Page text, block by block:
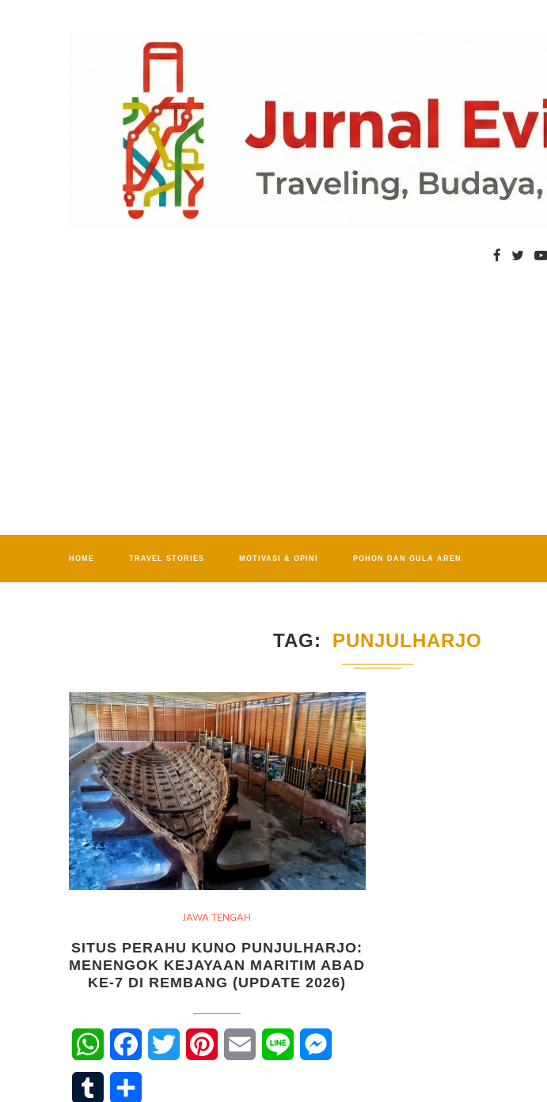
HOME TRAVEL STORIES MOTIVASI & OPINI POHON DAN GULA AREN
TAG PUNJULHARJO
JAWA TENGAH
SITUS PERAHU KUNO PUNJULHARJO:
MENENGOK KEJAYAAN MARITIM ABAD
KE-7 DI REMBANG (UPDATE 2026)
WhatsAppFacebookTwitter PinterestEmail Line
Tumblr